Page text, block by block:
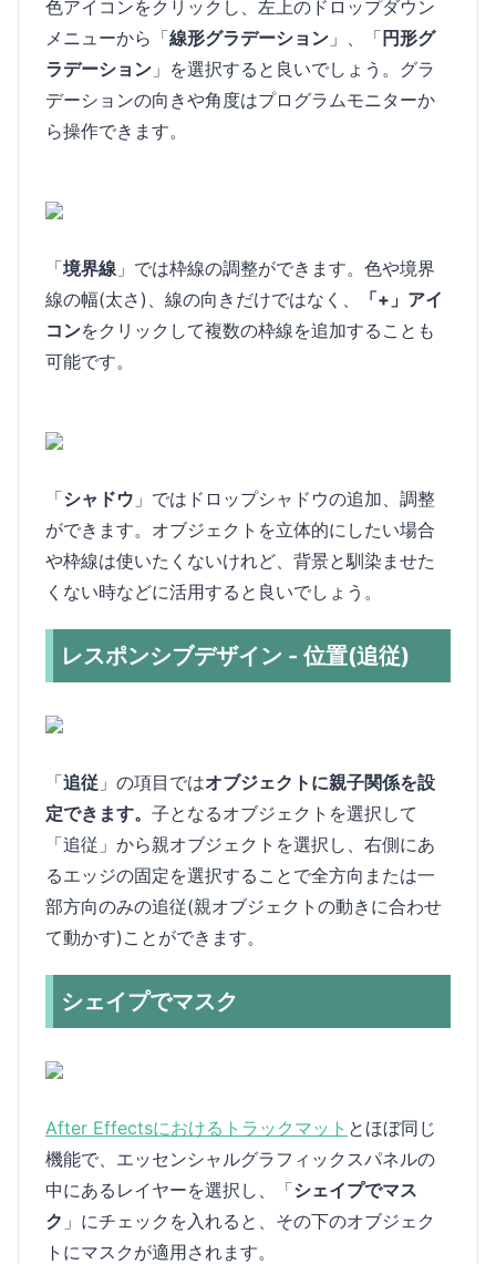
色アイコンをクリックし、左上のドロップダウン
メニューから「線形グラデーション 」、「円形グ
ラデーション 」を選択すると良いでしょう。グラ
デーションの向きや角度はプログラムモニターか
ら操作できます。
「境界線 」では枠線の調整ができます。色や境界
線の幅(太さ)、線の向きだけではなく、
「+」アイ
コンをクリックして複数の枠線を追加することも
可能です。
「シャドウ 」ではドロップシャドウの追加、調整
ができます。オブジェクトを立体的にしたい場合
や枠線は使いたくないけれど、背景と馴染ませた
くない時などに活用すると良いでしょう。
レスポンシブデザイン - 位置(追従)
「追従 」の項目ではオブジェクトに親子関係を設
定できます。 子となるオブジェクトを選択して
「追従」から親オブジェクトを選択し、右側にあ
るエッジの固定を選択することで全方向または一
部方向のみの追従(親オブジェクトの動きに合わせ
て動かす)ことができます。
シェイプでマスク
After Effectsにおけるトラックマット とほぼ同じ
機能で、エッセンシャルグラフィックスパネルの
中にあるレイヤーを選択し、「シェイプでマス
ク 」にチェックを入れると、その下のオブジェク
トにマスクが適用されます。